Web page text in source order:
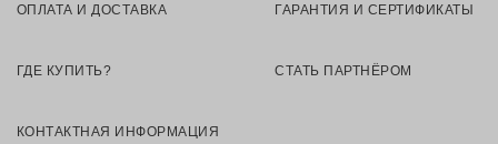
ОПЛАТА И ДОСТАВКА ГАРАНТИЯ И СЕРТИФИКАТЫ
ГДЕ КУПИТЬ? СТАТЬ ПАРТНЁРОМ
КОНТАКТНАЯ ИНФОРМАЦИЯ